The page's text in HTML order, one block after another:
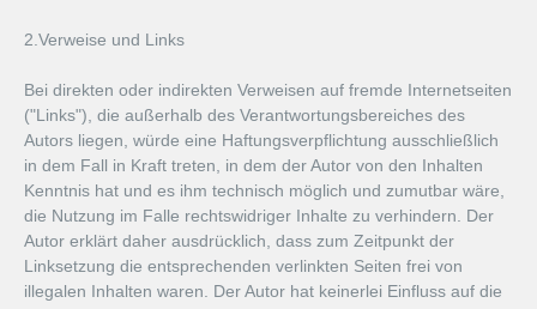
2.Verweise und Links
Bei direkten oder indirekten Verweisen auf fremde Internetseiten
("Links"), die außerhalb des Verantwortungsbereiches des
Autors liegen, würde eine Haftungsverpflichtung ausschließlich
in dem Fall in Kraft treten, in dem der Autor von den Inhalten
Kenntnis hat und es ihm technisch möglich und zumutbar wäre,
die Nutzung im Falle rechtswidriger Inhalte zu verhindern. Der
Autor erklärt daher ausdrücklich, dass zum Zeitpunkt der
Linksetzung die entsprechenden verlinkten Seiten frei von
illegalen Inhalten waren. Der Autor hat keinerlei Einfluss auf die